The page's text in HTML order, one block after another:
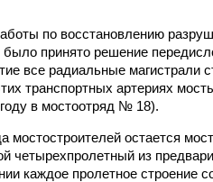
по восстановлению
принято решение
все радиальные магистрали
транспортных артериях
в мостоотряд № 18).
мостостроителей остается
четырехпролетный из
каждое пролетное строение